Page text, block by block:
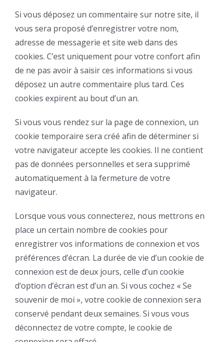
Si vous déposez un commentaire sur notre site, il
vous sera proposé d’enregistrer votre nom,
adresse de messagerie et site web dans des
cookies. C’est uniquement pour votre confort afin
de ne pas avoir à saisir ces informations si vous
déposez un autre commentaire plus tard. Ces
cookies expirent au bout d’un an.
Si vous vous rendez sur la page de connexion, un
cookie temporaire sera créé afin de déterminer si
votre navigateur accepte les cookies. Il ne contient
pas de données personnelles et sera supprimé
automatiquement à la fermeture de votre
navigateur.
Lorsque vous vous connecterez, nous mettrons en
place un certain nombre de cookies pour
enregistrer vos informations de connexion et vos
préférences d’écran. La durée de vie d’un cookie de
connexion est de deux jours, celle d’un cookie
d’option d’écran est d’un an. Si vous cochez « Se
souvenir de moi », votre cookie de connexion sera
conservé pendant deux semaines. Si vous vous
déconnectez de votre compte, le cookie de